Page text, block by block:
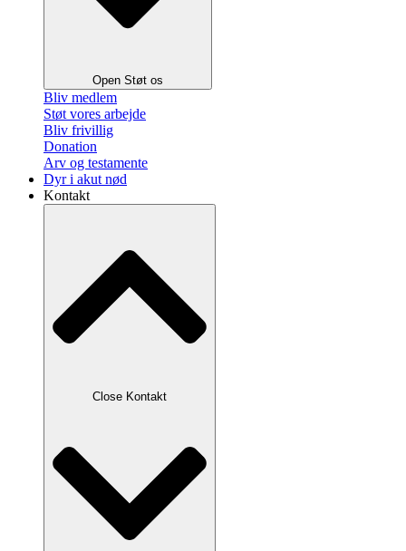
Open Støt os
Bliv medlem
Støt vores arbejde
Bliv frivillig
Donation
Arv og testamente
Dyr i akut nød
Kontakt
Close Kontakt